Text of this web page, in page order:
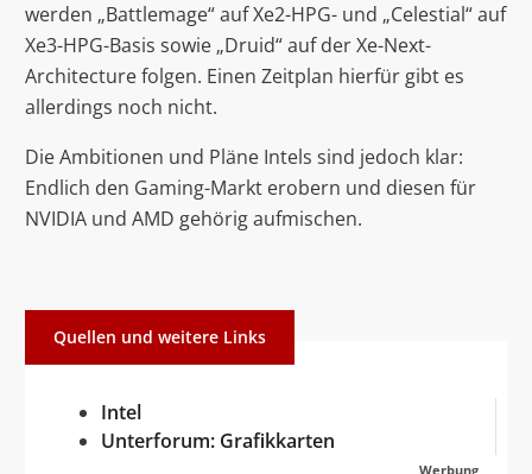
werden „Battlemage“ auf Xe2-HPG- und „Celestial“ auf
Xe3-HPG-Basis sowie „Druid“ auf der Xe-Next-
Architecture folgen. Einen Zeitplan hierfür gibt es
allerdings noch nicht.
Die Ambitionen und Pläne Intels sind jedoch klar:
Endlich den Gaming-Markt erobern und diesen für
NVIDIA und AMD gehörig aufmischen.
Quellen und weitere Links
Intel
Unterforum: Grafikkarten
Werbung